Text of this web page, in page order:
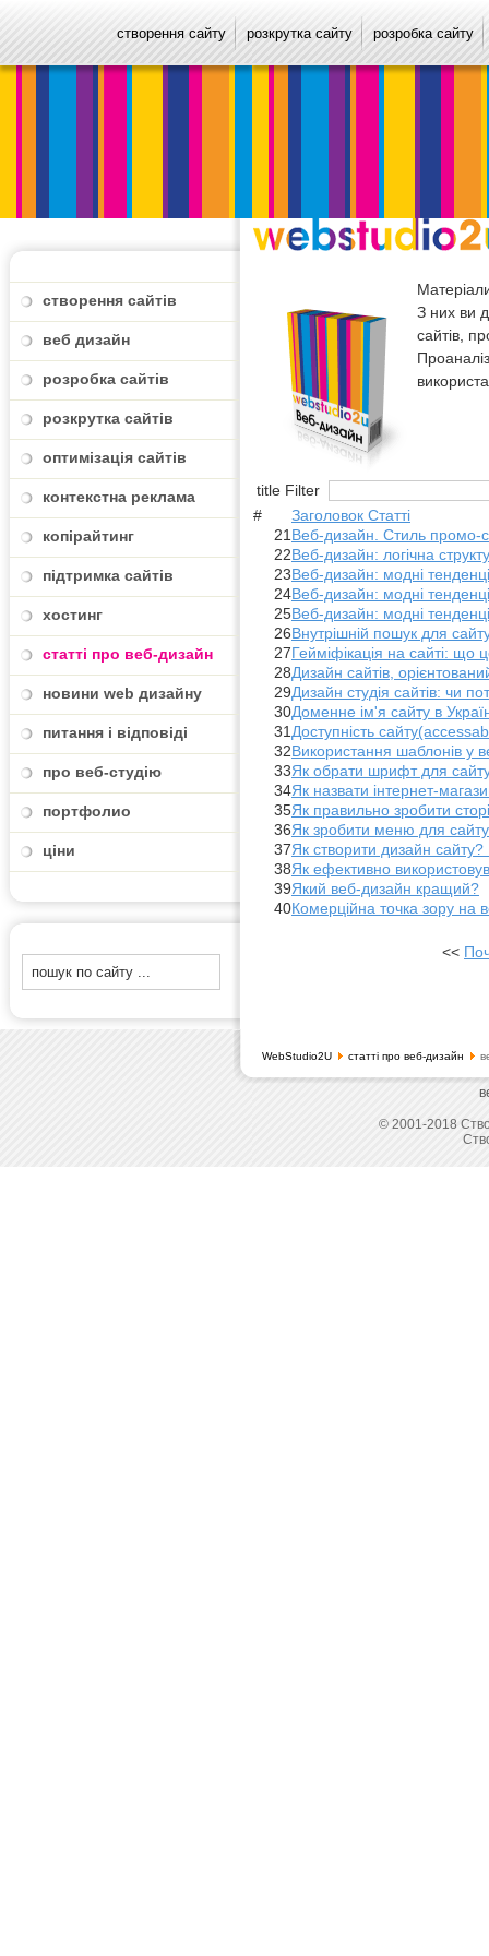
створення сайту розкрутка сайту розробка сайту
створення сайтів
веб дизайн
розробка сайтів
розкрутка сайтів
оптимізація сайтів
контекстна реклама
копірайтинг
підтримка сайтів
хостинг
статті про веб-дизайн
новини web дизайну
питання і відповіді
про веб-студію
портфолио
ціни
З них ви
сайтів,
title Filter
#
Заголовок Статті
21 Веб-дизайн. Стиль промо-
22Веб-дизайн: логічна
23Веб-дизайн: модні
24Веб-дизайн: модні
25Веб-дизайн: модні
26Внутрішній пошук для
27Гейміфікація на сайті: що
28Дизайн сайтів,
29Дизайн студія сайтів: чи
30Доменне ім'я сайту в
31 Доступність
32Використання шаблонів у
33Як обрати шрифт для
34Як назвати інтернет-
35Як правильно зробити
36Як зробити меню для
37Як створити дизайн сайту?
38Як ефективно
39Який веб-дизайн кращий?
40Комерційна точка зору на
<<
WebStudio2U статті про веб-дизайн
© 2001-2018